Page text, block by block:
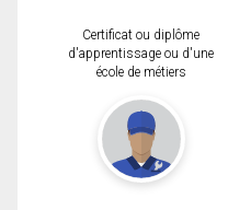
Certificat ou diplôme
d'apprentissage ou d'une
école de métiers